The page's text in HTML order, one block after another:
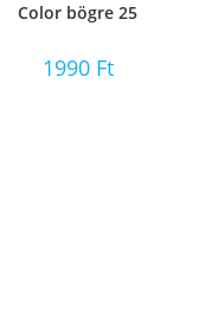
Color bögre 25
1990 Ft